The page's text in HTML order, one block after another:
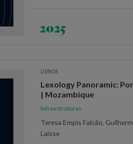
2025
LIVROS
Lexology Panoramic:
| Mozambique
Infraestruturas
Teresa Empis Falcão,
Laisse